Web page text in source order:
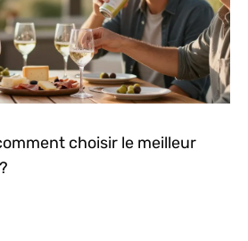
choisir le meilleur